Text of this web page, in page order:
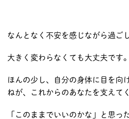
なんとなく不安を感じながら過ご
大きく変わらなくても大丈夫です。
ほんの少し、自分の身体に目を向
ねが、これからのあなたを支えて
「このままでいいのかな」と思っ